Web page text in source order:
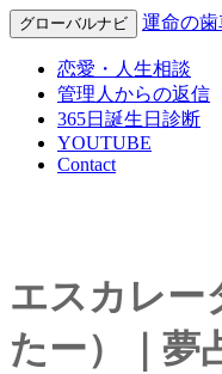
グローバルナビ 運命の歯
恋愛・人生相談
管理人からの返信
365日誕生日診断
YOUTUBE
Contact
エスカレー
たー）｜夢